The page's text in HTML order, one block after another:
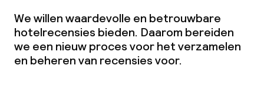
We willen waardevolle en betrouwbare
hotelrecensies bieden. Daarom bereiden
we een nieuw proces voor het verzamelen
en beheren van recensies voor.